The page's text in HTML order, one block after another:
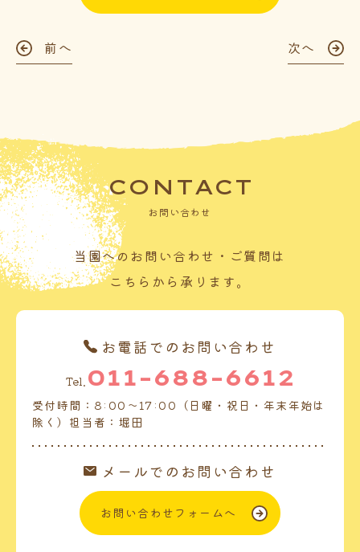
前へ 次へ
CONTACT
お問い合わせ
当園へのお問い合わせ・ご質問は
こちらから承ります。
お電話でのお問い合わせ
Tel. 011-688-6612
受付時間：8:00～17:00（日曜・祝日・年末年始は
除く）担当者：堀田
メールでのお問い合わせ
お問い合わせフォームへ